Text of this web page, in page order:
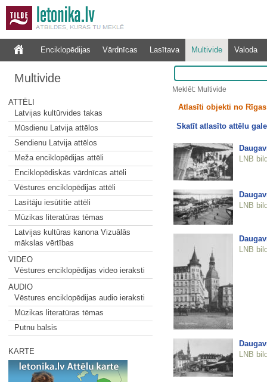
Enciklopēdijas Vārdnīcas Lasītava Multivide Valoda
Multivide
ATTĒLI
Latvijas kultūrvides takas
Mūsdienu Latvija attēlos
Sendienu Latvija attēlos
Meža enciklopēdijas attēli
Enciklopēdiskās vārdnīcas attēli
Vēstures enciklopēdijas attēli
Lasītāju iesūtītie attēli
Mūzikas literatūras tēmas
Latvijas kultūras kanona Vizuālās
mākslas vērtības
VIDEO
Vēstures enciklopēdijas video ieraksti
AUDIO
Vēstures enciklopēdijas audio ieraksti
Mūzikas literatūras tēmas
Putnu balsis
KARTE
Meklēt: Multivide
Atlasīti objekti no
Skatīt atlasīto attēlu
LNB
LNB
LNB
LNB